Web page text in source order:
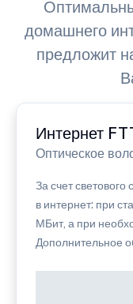
домашнего
предложит
Интернет
Оптическое
За счет светового
в интернет: при
МБит, а при
Дополнительное